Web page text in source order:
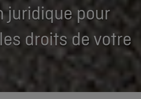
juridique pour
droits de votre